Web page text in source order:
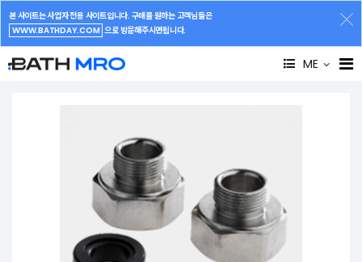
본 사이트는 사업자 전용 사이트입니다. 구매를 원하는 고객님들은
WWW.BATHDAY.COM 으로 방문해주시면됩니다.
ME